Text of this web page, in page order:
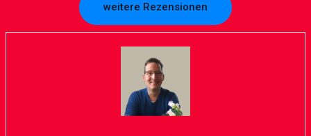
weitere Rezensionen